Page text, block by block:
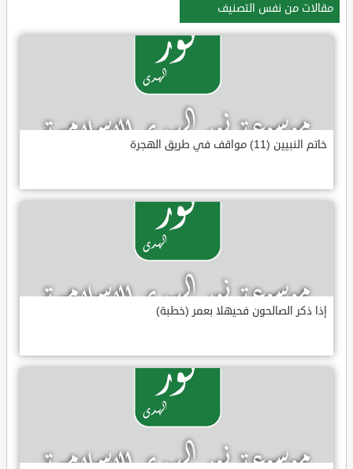
مقالات من نفس التصنيف
خاتم النبيين (11) مواقف في طريق الهجرة
إذا ذكر الصالحون فحيهلا بعمر (خطبة)